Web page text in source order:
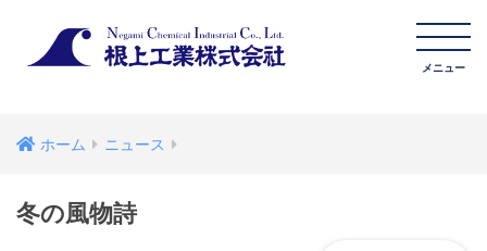
ホーム ニュース
冬の風物詩